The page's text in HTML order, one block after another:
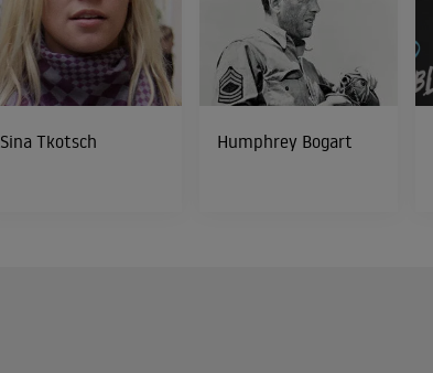
Sina Tkotsch Humphrey Bogart